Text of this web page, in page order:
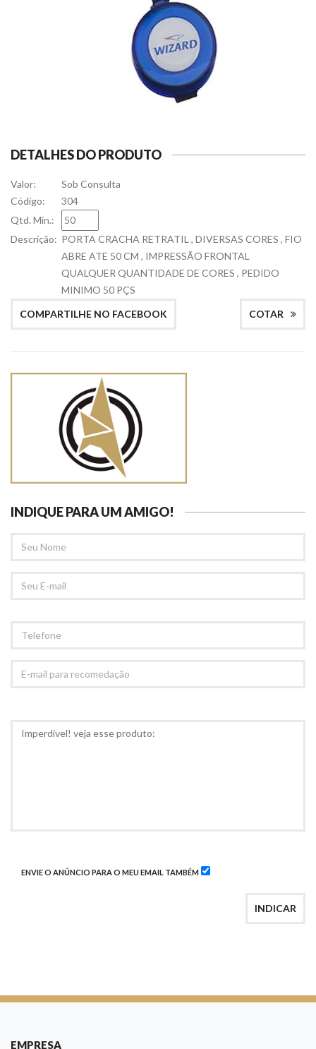
DETALHES DO PRODUTO
Valor:
Sob Consulta
Código:
304
Qtd. Min.:
Descrição: PORTA CRACHA RETRATIL , DIVERSAS CORES , FIO
ABRE ATE 50 CM , IMPRESSÃO FRONTAL
QUALQUER QUANTIDADE DE CORES , PEDIDO
MINIMO 50 PÇS
COTAR
COMPARTILHE NO FACEBOOK
INDIQUE PARA UM AMIGO!
NOME
EMAIL
MAIL
ENVIE O ANÚNCIO PARA O MEU EMAIL TAMBÉM
INDICAR
EMPRESA